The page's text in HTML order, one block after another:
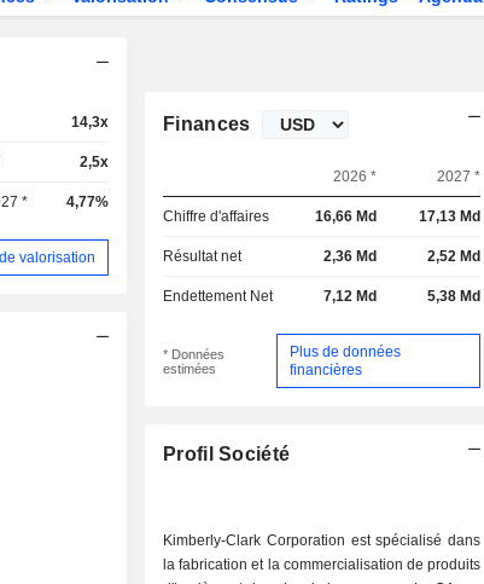
14,3x
2,5x
* 4,77%
valorisation
Finances
2026 * 2027 *
Chiffre d'affaires 16,66 Md 17,13 Md
Résultat net 2,36 Md 2,52 Md
Endettement Net 7,12 Md 5,38 Md
* Données
estimées
Plus de données
financières
Profil Société
Kimberly-Clark Corporation est spécialisé dans
la fabrication et la commercialisation de produits